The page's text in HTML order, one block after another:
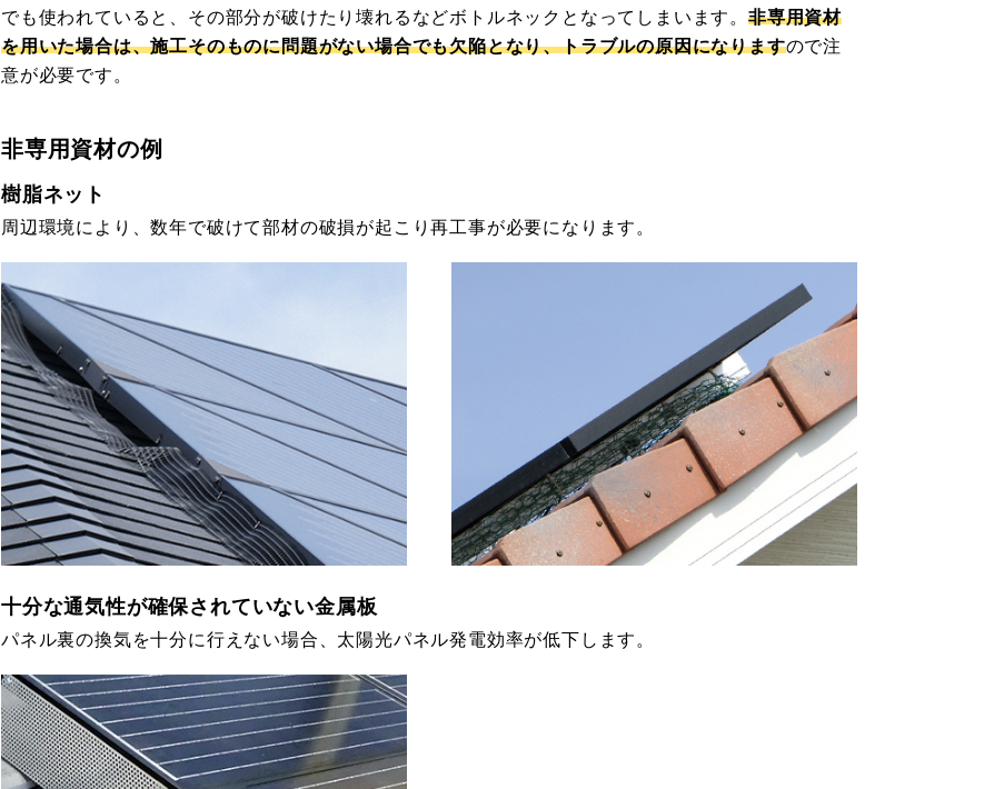
でも使われていると、その部分が破けたり壊れるなどボトルネックとなってしまいます。 非専用資材
を用いた場合は、施工そのものに問題がない場合でも欠陥となり、トラブルの原因になりますので注
意が必要です。
非専用資材の例
樹脂ネット
周辺環境により、数年で破けて部材の破損が起こり再工事が必要になります。
十分な通気性が確保されていない金属板
パネル裏の換気を十分に行えない場合、太陽光パネル発電効率が低下します。